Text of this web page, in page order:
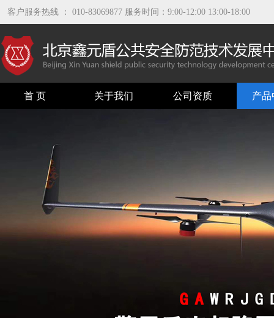
客户服务热线 ： 010-83069877 服务时间：9:00-12:00 13:00-18:00
首 页 关于我们 公司资质 产品